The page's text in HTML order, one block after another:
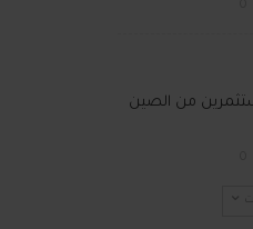
من الصين